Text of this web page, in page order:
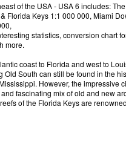
of the USA - USA 6 includes:
Florida Keys 1:1 000 000, Miami
statistics, conversion chart
more.
coast to Florida and west to
Old South can still be found in the
However, the impressive
fascinating mix of old and new
of the Florida Keys are